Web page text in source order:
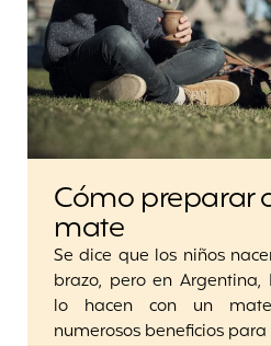
Cómo preparar
mate
Se dice que los niños
brazo, pero en
lo hacen con un
numerosos beneficios